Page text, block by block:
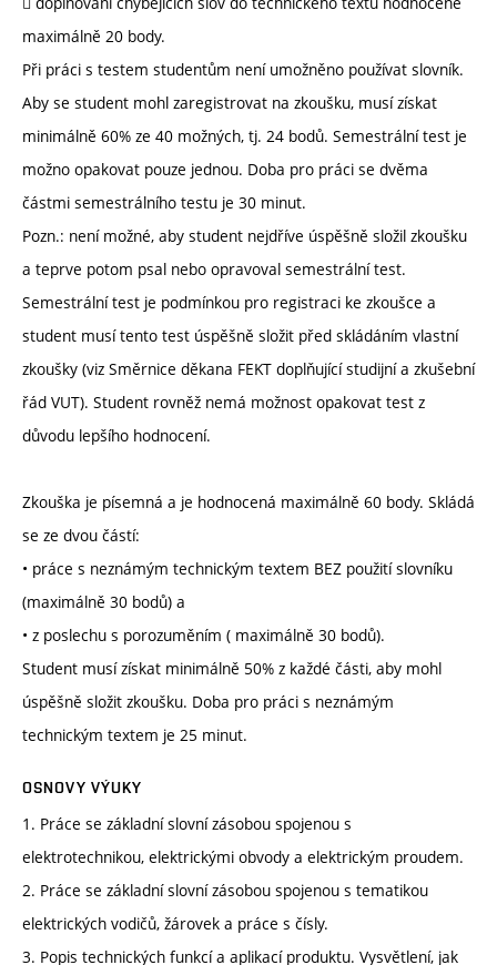
maximálně 20 body.
Při práci s testem studentům není umožněno používat slovník.
Aby se student mohl zaregistrovat na zkoušku, musí získat
minimálně 60% ze 40 možných, tj. 24 bodů. Semestrální test je
možno opakovat pouze jednou. Doba pro práci se dvěma
částmi semestrálního testu je 30 minut.
Pozn.: není možné, aby student nejdříve úspěšně složil zkoušku
a teprve potom psal nebo opravoval semestrální test.
Semestrální test je podmínkou pro registraci ke zkoušce a
student musí tento test úspěšně složit před skládáním vlastní
zkoušky (viz Směrnice děkana FEKT doplňující studijní a zkušební
řád VUT). Student rovněž nemá možnost opakovat test z
důvodu lepšího hodnocení.
Zkouška je písemná a je hodnocená maximálně 60 body. Skládá
se ze dvou částí:
• práce s neznámým technickým textem BEZ použití slovníku
(maximálně 30 bodů) a
• z poslechu s porozuměním ( maximálně 30 bodů).
Student musí získat minimálně 50% z každé části, aby mohl
úspěšně složit zkoušku. Doba pro práci s neznámým
technickým textem je 25 minut.
OSNOVY VÝUKY
1. Práce se základní slovní zásobou spojenou s
elektrotechnikou, elektrickými obvody a elektrickým proudem.
2. Práce se základní slovní zásobou spojenou s tematikou
elektrických vodičů, žárovek a práce s čísly.
3. Popis technických funkcí a aplikací produktu. Vysvětlení, jak